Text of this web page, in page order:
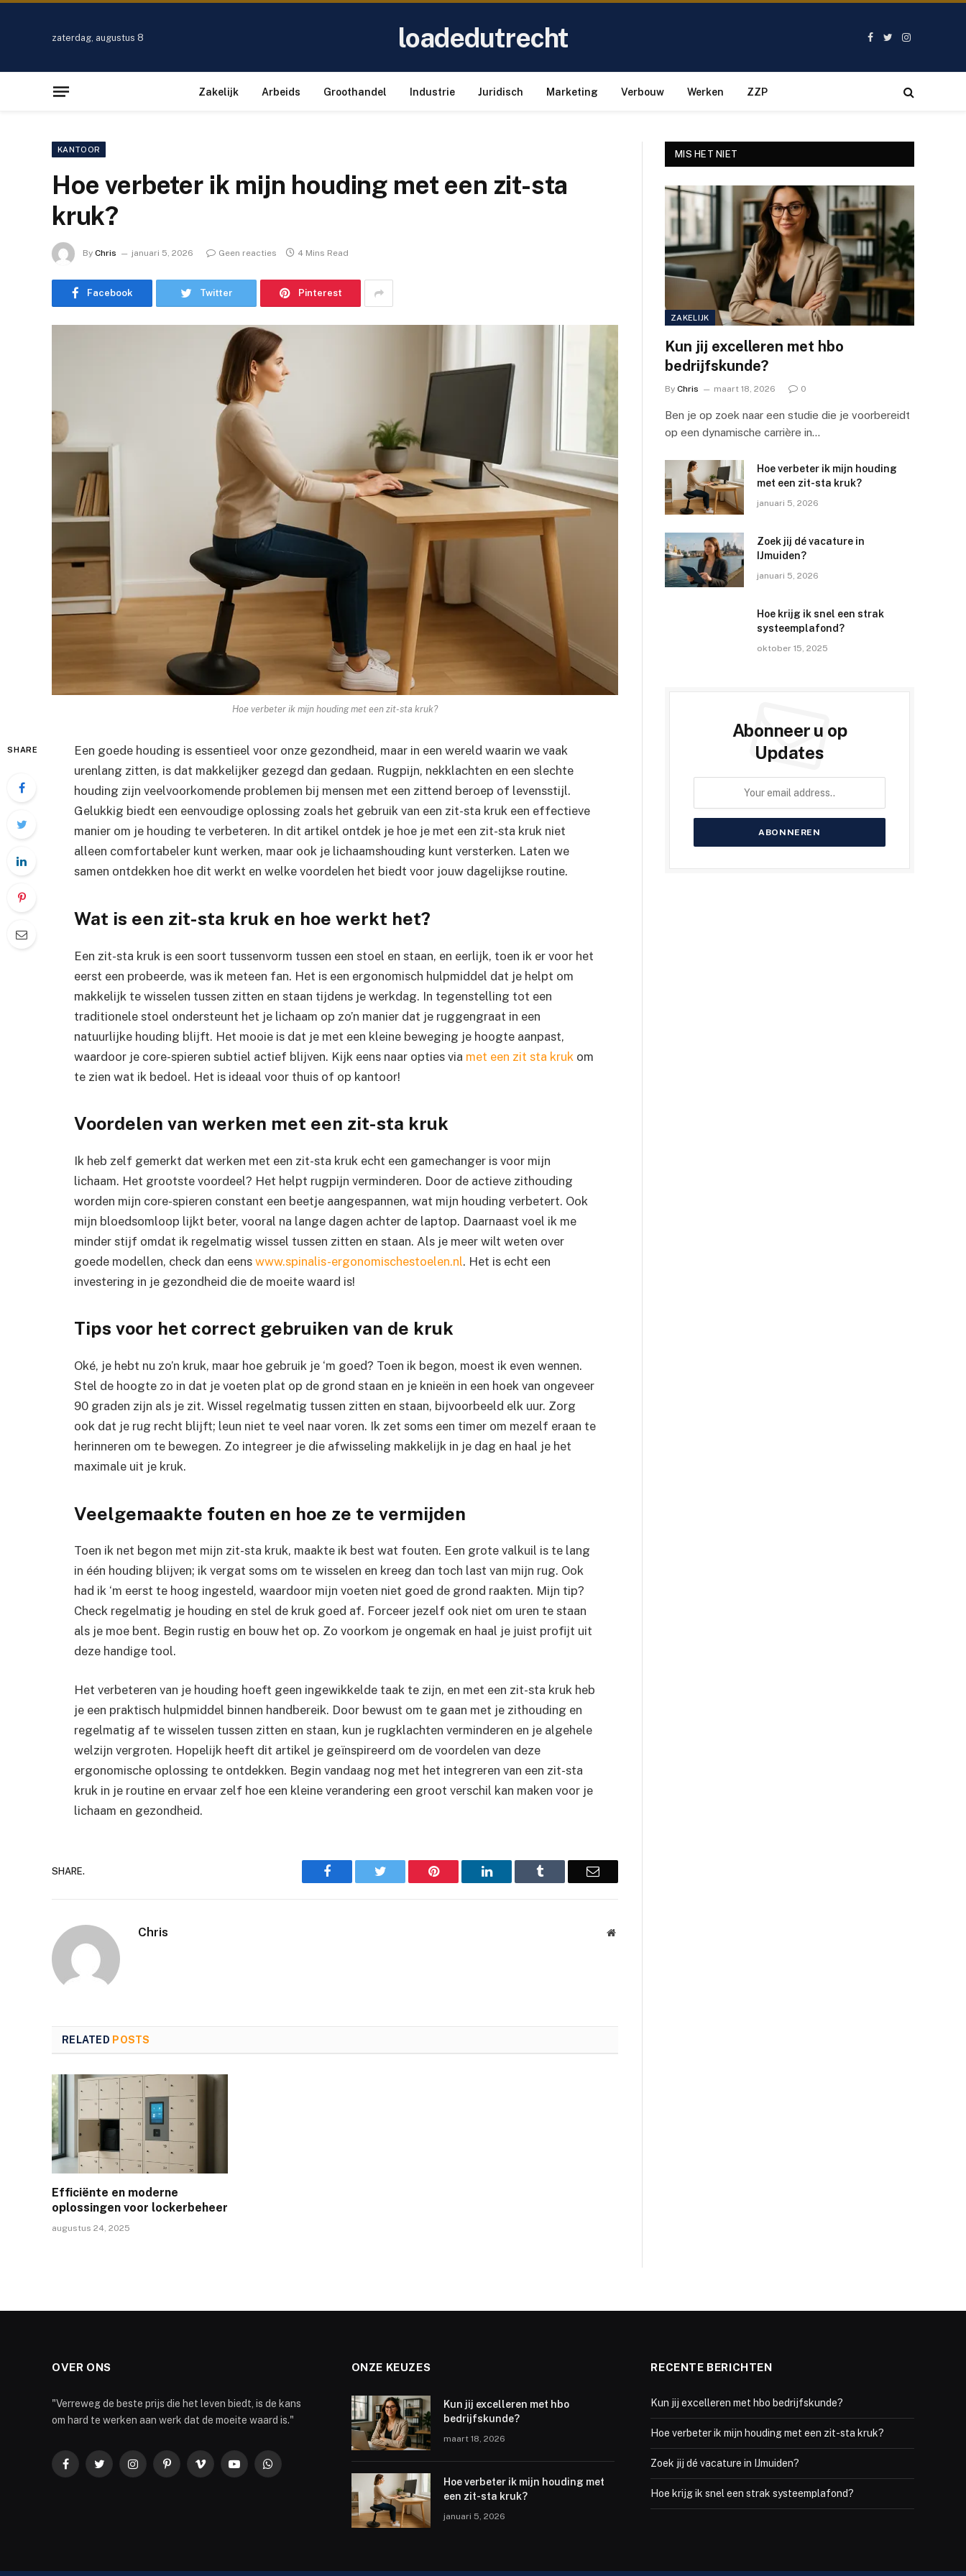
zaterdag, augustus 8 loadedutrecht Facebook
TwitterInstagram
Zakelijk Arbeids Groothandel Industrie Juridisch Marketing Verbouw Werken ZZP
KANTOOR
Hoe verbeter ik mijn houding met een zit-sta
kruk?
By Chris januari 5, 2026 Geen reacties 4 Mins Read
Facebook Twitter Pinterest
Hoe verbeter ik mijn houding met een zit-sta kruk?
SHARE
Een goede houding is essentieel voor onze gezondheid, maar in een wereld waarin we vaak
urenlang zitten, is dat makkelijker gezegd dan gedaan. Rugpijn, nekklachten en een slechte
houding zijn veelvoorkomende problemen bij mensen met een zittend beroep of levensstijl.
Gelukkig biedt een eenvoudige oplossing zoals het gebruik van een zit-sta kruk een effectieve
manier om je houding te verbeteren. In dit artikel ontdek je hoe je met een zit-sta kruk niet
alleen comfortabeler kunt werken, maar ook je lichaamshouding kunt versterken. Laten we
samen ontdekken hoe dit werkt en welke voordelen het biedt voor jouw dagelijkse routine.
Wat is een zit-sta kruk en hoe werkt het?
Een zit-sta kruk is een soort tussenvorm tussen een stoel en staan, en eerlijk, toen ik er voor het
eerst een probeerde, was ik meteen fan. Het is een ergonomisch hulpmiddel dat je helpt om
makkelijk te wisselen tussen zitten en staan tijdens je werkdag. In tegenstelling tot een
traditionele stoel ondersteunt het je lichaam op zo’n manier dat je ruggengraat in een
natuurlijke houding blijft. Het mooie is dat je met een kleine beweging je hoogte aanpast,
waardoor je core-spieren subtiel actief blijven. Kijk eens naar opties via met een zit sta kruk om
te zien wat ik bedoel. Het is ideaal voor thuis of op kantoor!
Voordelen van werken met een zit-sta kruk
Ik heb zelf gemerkt dat werken met een zit-sta kruk echt een gamechanger is voor mijn
lichaam. Het grootste voordeel? Het helpt rugpijn verminderen. Door de actieve zithouding
worden mijn core-spieren constant een beetje aangespannen, wat mijn houding verbetert. Ook
mijn bloedsomloop lijkt beter, vooral na lange dagen achter de laptop. Daarnaast voel ik me
minder stijf omdat ik regelmatig wissel tussen zitten en staan. Als je meer wilt weten over
goede modellen, check dan eens www.spinalis-ergonomischestoelen.nl. Het is echt een
investering in je gezondheid die de moeite waard is!
Tips voor het correct gebruiken van de kruk
Oké, je hebt nu zo’n kruk, maar hoe gebruik je ‘m goed? Toen ik begon, moest ik even wennen.
Stel de hoogte zo in dat je voeten plat op de grond staan en je knieën in een hoek van ongeveer
90 graden zijn als je zit. Wissel regelmatig tussen zitten en staan, bijvoorbeeld elk uur. Zorg
ook dat je rug recht blijft; leun niet te veel naar voren. Ik zet soms een timer om mezelf eraan te
herinneren om te bewegen. Zo integreer je die afwisseling makkelijk in je dag en haal je het
maximale uit je kruk.
Veelgemaakte fouten en hoe ze te vermijden
Toen ik net begon met mijn zit-sta kruk, maakte ik best wat fouten. Een grote valkuil is te lang
in één houding blijven; ik vergat soms om te wisselen en kreeg dan toch last van mijn rug. Ook
had ik ‘m eerst te hoog ingesteld, waardoor mijn voeten niet goed de grond raakten. Mijn tip?
Check regelmatig je houding en stel de kruk goed af. Forceer jezelf ook niet om uren te staan
als je moe bent. Begin rustig en bouw het op. Zo voorkom je ongemak en haal je juist profijt uit
deze handige tool.
Het verbeteren van je houding hoeft geen ingewikkelde taak te zijn, en met een zit-sta kruk heb
je een praktisch hulpmiddel binnen handbereik. Door bewust om te gaan met je zithouding en
regelmatig af te wisselen tussen zitten en staan, kun je rugklachten verminderen en je algehele
welzijn vergroten. Hopelijk heeft dit artikel je geïnspireerd om de voordelen van deze
ergonomische oplossing te ontdekken. Begin vandaag nog met het integreren van een zit-sta
kruk in je routine en ervaar zelf hoe een kleine verandering een groot verschil kan maken voor je
lichaam en gezondheid.
SHARE. Facebook Twitter Pinterest LinkedIn Tumblr Email
Chris Website
RELATED POSTS
Efficiënte en moderne
oplossingen voor lockerbeheer
augustus 24, 2025
MIS HET NIET
ZAKELIJK
Kun jij excelleren met hbo
bedrijfskunde?
By Chris maart 18, 2026 0
Ben je op zoek naar een studie die je voorbereidt
op een dynamische carrière in…
Hoe verbeter ik mijn houding
met een zit-sta kruk?
januari 5, 2026
Zoek jij dé vacature in
IJmuiden?
januari 5, 2026
Hoe krijg ik snel een strak
systeemplafond?
oktober 15, 2025
Abonneer u op
Updates
OVER ONS
"Verreweg de beste prijs die het leven biedt, is de kans
om hard te werken aan werk dat de moeite waard is."
FacebookTwitterInstagramPinterestVimeo YouTubeWhatsApp
ONZE KEUZES
Kun jij excelleren met hbo
bedrijfskunde?
maart 18, 2026
Hoe verbeter ik mijn houding met
een zit-sta kruk?
januari 5, 2026
RECENTE BERICHTEN
Kun jij excelleren met hbo bedrijfskunde?
Hoe verbeter ik mijn houding met een zit-sta kruk?
Zoek jij dé vacature in IJmuiden?
Hoe krijg ik snel een strak systeemplafond?